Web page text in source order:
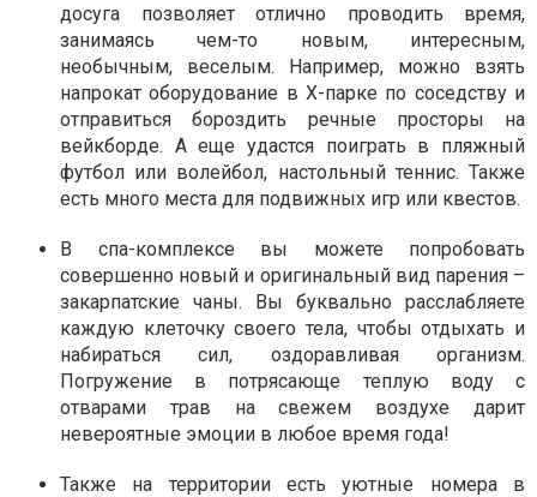
досуга позволяет отлично проводить время,
занимаясь чем-то новым, интересным,
необычным, веселым. Например, можно взять
напрокат оборудование в Х-парке по соседству и
отправиться бороздить речные просторы на
вейкборде. А еще удастся поиграть в пляжный
футбол или волейбол, настольный теннис. Также
есть много места для подвижных игр или квестов.
В спа-комплексе вы можете попробовать
совершенно новый и оригинальный вид парения –
закарпатские чаны. Вы буквально расслабляете
каждую клеточку своего тела, чтобы отдыхать и
набираться сил, оздоравливая организм.
Погружение в потрясающе теплую воду с
отварами трав на свежем воздухе дарит
невероятные эмоции в любое время года!
Также на территории есть уютные номера в